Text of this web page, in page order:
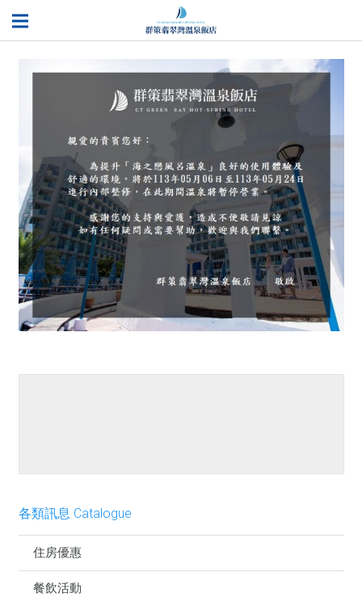
各類訊息 Catalogue
住房優惠
餐飲活動